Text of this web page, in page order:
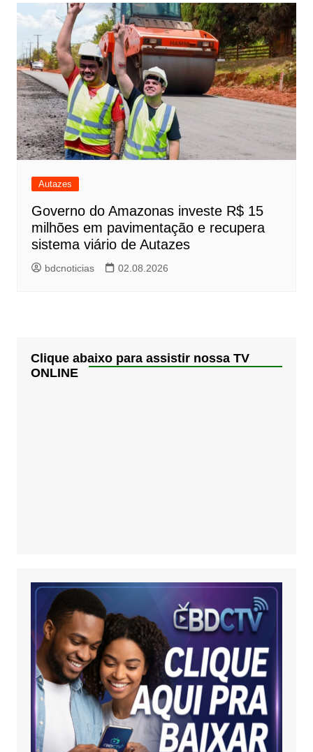
Autazes
Governo do Amazonas investe R$ 15
milhões em pavimentação e recupera
sistema viário de Autazes
bdcnoticias 02.08.2026
Clique abaixo para assistir nossa TV
ONLINE